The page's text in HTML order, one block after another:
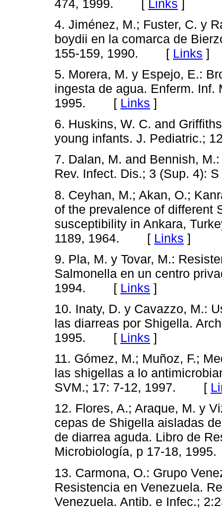
474, 1999. [ Links
4. Jiménez, M.; Fuster, C. y
boydii en la comarca de
155-159, 1990. [ Links ]
5. Morera, M. y Espejo, E.:
ingesta de agua. Enferm. Inf.
1995. [ Links ]
6. Huskins, W. C. and
young infants. J.
7. Dalan, M. and Bennish,
Rev. Infect. Dis.; 3 (Sup.
8. Ceyhan, M.; Akan, O.;
of the prevalence of different
susceptibility in Ankara,
1189, 1964. [ Links ]
9. Pla, M. y Tovar, M.:
Salmonella en un centro
1994. [ Links ]
10. Inaty, D. y Cavazzo, M.:
las diarreas por Shigella.
1995. [ Links ]
11. Gómez, M.; Muñoz, F.;
las shigellas a lo
SVM.; 17: 7-12, 1997. [
12. Flores, A.; Araque, M. y
cepas de Shigella aisladas
de diarrea aguda. Libro de
Microbiología, p 17-18,
13. Carmona, O.: Grupo
Resistencia en Venezuela.
Venezuela. Antib. e Infec.;